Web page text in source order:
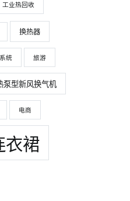
工业热回收
换热器
统 旅游
泵型新风换气机
电商
衣裙